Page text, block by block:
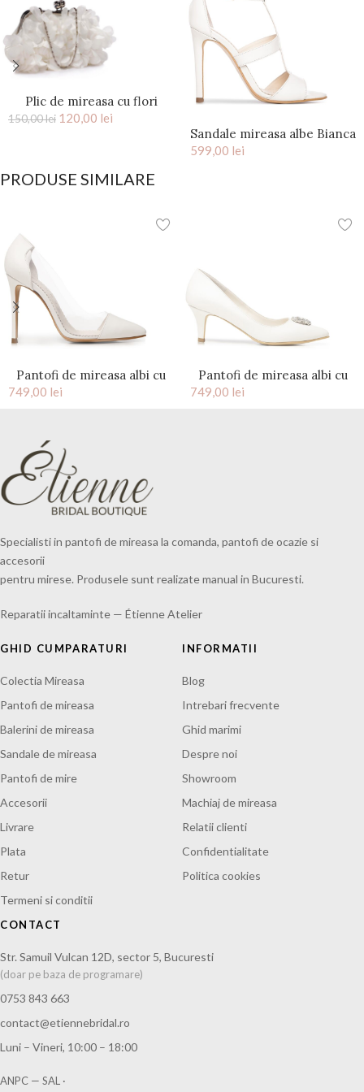
Plic de mireasa cu flori
saten Ivory Kiss
150,00lei 120,00 lei
Sandale mireasa albe Bianca
599,00 lei
PRODUSE SIMILARE
Pantofi de mireasa albi cu
material transparent Plexi
749,00 lei
Pantofi de mireasa albi cu
toc mic si accesoriu pietre
749,00 lei
Specialisti in pantofi de mireasa la comanda, pantofi de ocazie si
accesorii
pentru mirese. Produsele sunt realizate manual in Bucuresti.
Reparatii incaltaminte — Étienne Atelier
GHID CUMPARATURI
Colectia Mireasa
Pantofi de mireasa
Balerini de mireasa
Sandale de mireasa
Pantofi de mire
Accesorii
Livrare
Plata
Retur
Termeni si conditii
INFORMATII
Blog
Intrebari frecvente
Ghid marimi
Despre noi
Showroom
Machiaj de mireasa
Relatii clienti
Confidentialitate
Politica cookies
CONTACT
Str. Samuil Vulcan 12D, sector 5, Bucuresti
(doar pe baza de programare)
0753 843 663
contact@etiennebridal.ro
Luni – Vineri, 10:00 – 18:00
ANPC — SAL ·